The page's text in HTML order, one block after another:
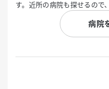
す。近所の病院も探せるので
病院